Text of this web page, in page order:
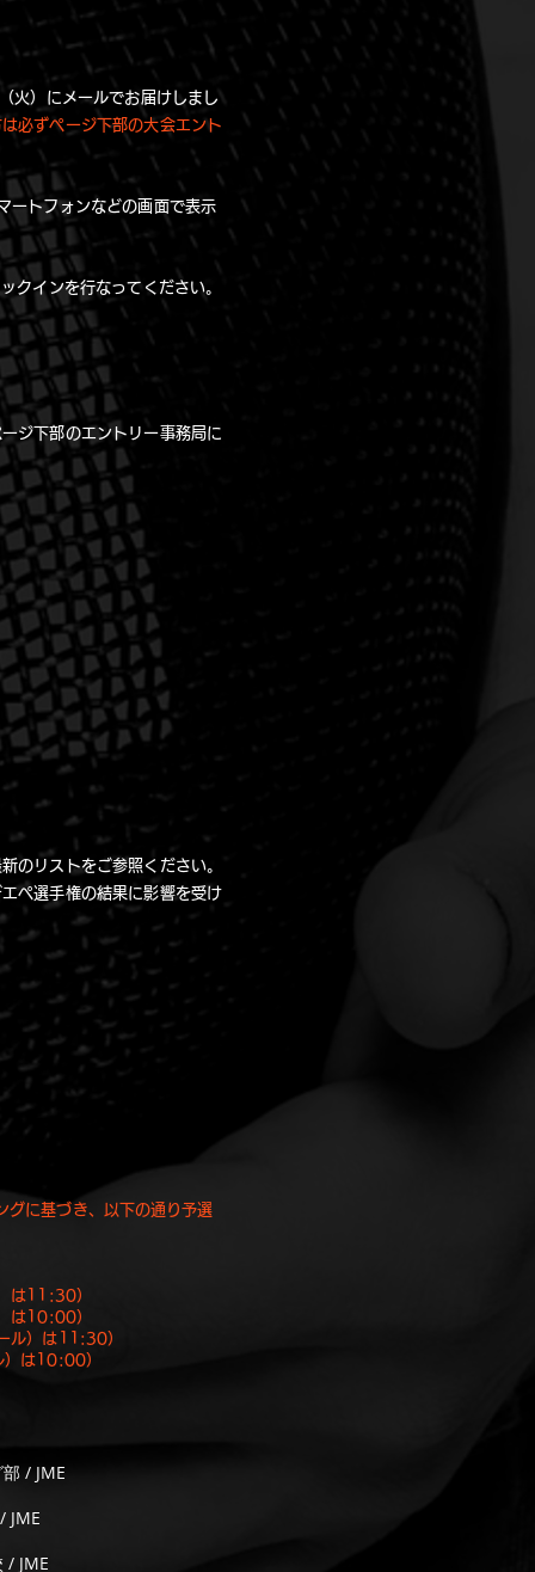
火）にメールでお届けしまし
必ずページ下部の大会エント
ートフォンなどの画面で表示
クインを行なってください。
ジ下部のエントリー事務局に
のリストをご参照ください。
ペ選手権の結果に影響を受け
グに基づき、以下の通り予選
は11:30）
は10:00）
ル）は11:30）
）は10:00）
/ JME
JME
/ JME